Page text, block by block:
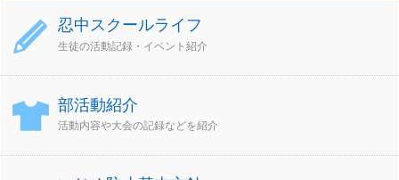
忍中スクールライフ
生徒の活動記録・イベント紹介
部活動紹介
活動内容や大会の記録などを紹介